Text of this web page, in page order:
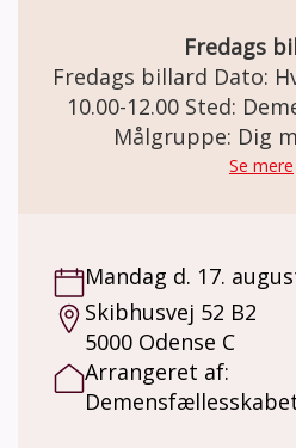
Fredags
Fredags billard Dato: Hver fredag Tid: Kl.
10.00-12.00 Sted: Demensfællesskabet
Lillebælt Vendersgade 43, 7000 Fredericia
Fredags billard Holdet
nyder det. De hjælper hinanden og skiftes
for det meste til at vinde. Her er det
vigtigt, om du er en
heller ikke, om du
handler om at hygge
Målgruppe: Dig
Se mere
Mandag d. 17.
Skibhusvej 52 B2
5000 Odense C
Arrangeret af: